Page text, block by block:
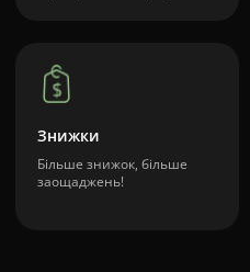
Знижки
Більше знижок, більше
заощаджень!